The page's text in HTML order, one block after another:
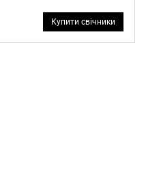
Купити свічники